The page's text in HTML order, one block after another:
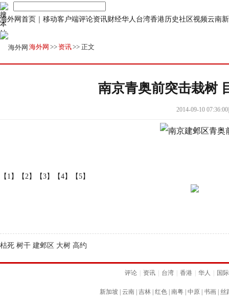
海外网首页 移动客户端评论资讯财经华人 台湾香港历史社区视频云南
海外网 >> 资讯>> 正文
南京青奥前突击栽树
2014-09-10 07:36:00|
【1】 【2】 【3】 【4】 【5】
枯死 树干 建邺区 大树 高约
评论 资讯 台湾 香港 华人 国际
新加坡 云南 吉林 红色 南粤 中原 书画 丝